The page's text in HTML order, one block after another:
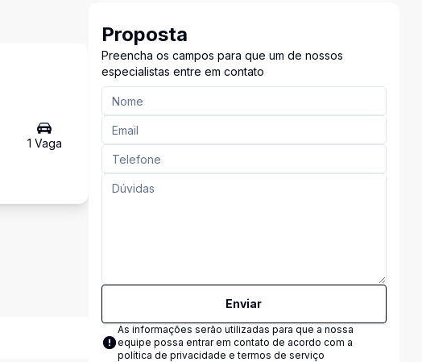
1 Vaga
Proposta
Preencha os campos para que um de nossos
especialistas entre em contato
Enviar
As informações serão utilizadas para que a nossa
equipe possa entrar em contato de acordo com a
política de privacidade e termos de serviço